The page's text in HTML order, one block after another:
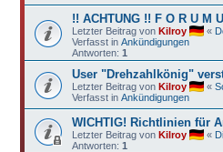
!! ACHTUNG !! F O R U M
Letzter Beitrag von Kilroy «
Verfasst in Ankündigungen
Antworten: 1
User "Drehzahlkönig"
Letzter Beitrag von Kilroy «
Verfasst in Ankündigungen
WICHTIG! Richtlinien für
Letzter Beitrag von Kilroy «
Antworten: 1